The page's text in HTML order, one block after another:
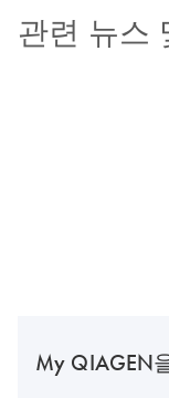
관련 뉴스
My QIAGEN